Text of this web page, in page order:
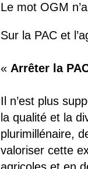
Le mot OGM
Sur la PAC et
« Arrêter la
Il n’est plus
la qualité et la
plurimillénaire,
valoriser cette